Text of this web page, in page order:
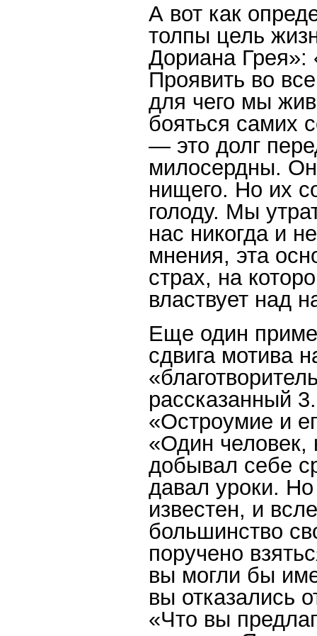
А вот как
толпы цель
Дориана
Проявить во
для чего мы
бояться самих
— это долг
милосердны.
нищего. Но их
голоду. Мы
нас никогда и
мнения, эта
страх, на
властвует над
Еще один
сдвига мотива
рассказанный
«Остроумие и
«Один человек,
добывал себе
давал уроки.
известен, и
большинство
поручено
вы могли бы
вы отказались
«Что вы